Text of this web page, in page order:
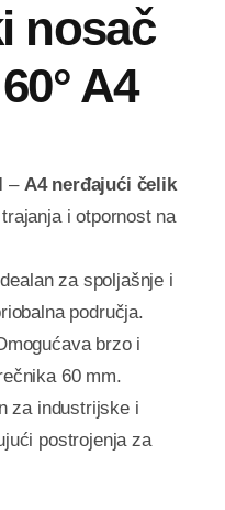
nosač
A4
– A4 nerđajući čelik
i otpornost na
za spoljašnje i
područja.
brzo i
60 mm.
za industrijske i
postrojenja za